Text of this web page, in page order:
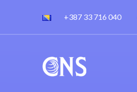
+387 33 716 040